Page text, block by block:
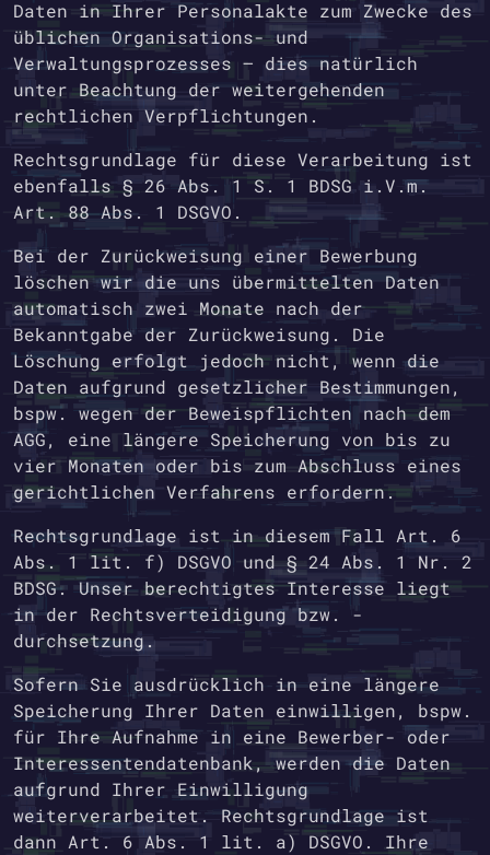
Daten in Ihrer Personalakte zum Zwecke des
üblichen Organisations- und
Verwaltungsprozesses – dies natürlich
unter Beachtung der weitergehenden
rechtlichen Verpflichtungen.
Rechtsgrundlage für diese Verarbeitung ist
ebenfalls § 26 Abs. 1 S. 1 BDSG i.V.m.
Art. 88 Abs. 1 DSGVO.
Bei der Zurückweisung einer Bewerbung
löschen wir die uns übermittelten Daten
automatisch zwei Monate nach der
Bekanntgabe der Zurückweisung. Die
Löschung erfolgt jedoch nicht, wenn die
Daten aufgrund gesetzlicher Bestimmungen,
bspw. wegen der Beweispflichten nach dem
AGG, eine längere Speicherung von bis zu
vier Monaten oder bis zum Abschluss eines
gerichtlichen Verfahrens erfordern.
Rechtsgrundlage ist in diesem Fall Art. 6
Abs. 1 lit. f) DSGVO und § 24 Abs. 1 Nr. 2
BDSG. Unser berechtigtes Interesse liegt
in der Rechtsverteidigung bzw. -
durchsetzung.
Sofern Sie ausdrücklich in eine längere
Speicherung Ihrer Daten einwilligen, bspw.
für Ihre Aufnahme in eine Bewerber- oder
Interessentendatenbank, werden die Daten
aufgrund Ihrer Einwilligung
weiterverarbeitet. Rechtsgrundlage ist
dann Art. 6 Abs. 1 lit. a) DSGVO. Ihre